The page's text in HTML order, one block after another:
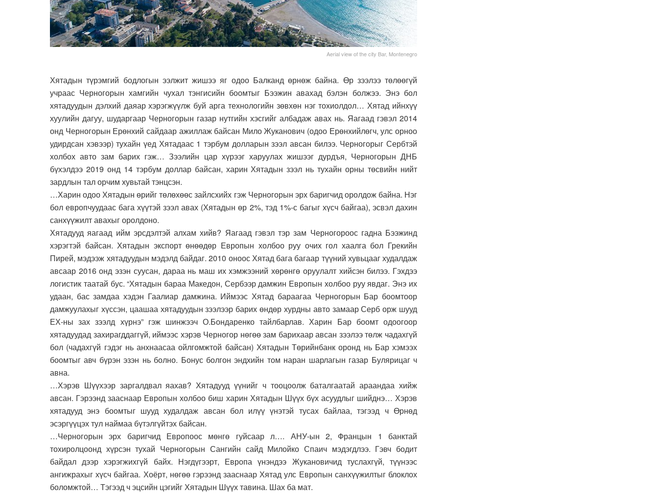
Aerial view of the city Bar, Montenegro
Хятадын түрэмгий бодлогын ээлжит жишээ яг одоо Балканд өрнөж байна. Өр зээлээ төлөөгүй
учраас Черногорын хамгийн чухал тэнгисийн боомтыг Бээжин авахад бэлэн болжээ. Энэ бол
хятадуудын дэлхий даяар хэрэгжүүлж буй арга технологийн зөвхөн нэг тохиолдол… Хятад ийнхүү
хуулийн дагуу, шударгаар Черногорын газар нутгийн хэсгийг албадаж авах нь. Яагаад гэвэл 2014
онд Черногорын Ерөнхий сайдаар ажиллаж байсан Мило Жуканович (одоо Ерөнхийлөгч, улс орноо
удирдсан хэвээр) тухайн үед Хятадаас 1 тэрбум долларын зээл авсан билээ. Черногорыг Сербтэй
холбох авто зам барих гэж… Зээлийн цар хүрээг харуулах жишээг дурдъя, Черногорын ДНБ
бүхэлдээ 2019 онд 14 тэрбум доллар байсан, харин Хятадын зээл нь тухайн орны төсвийн нийт
зардлын тал орчим хувьтай тэнцсэн.
…Харин одоо Хятадын өрийг төлөхөөс зайлсхийх гэж Черногорын эрх баригчид оролдож байна. Нэг
бол европчуудаас бага хүүтэй зээл авах (Хятадын өр 2%, тэд 1%-с багыг хүсч байгаа), эсвэл дахин
санхүүжилт авахыг оролдоно.
Хятадууд яагаад ийм эрсдэлтэй алхам хийв? Яагаад гэвэл тэр зам Черногороос гадна Бээжинд
хэрэгтэй байсан. Хятадын экспорт өнөөдөр Европын холбоо руу очих гол хаалга бол Грекийн
Пирей, мэдээж хятадуудын мэдэлд байдаг. 2010 оноос Хятад бага багаар түүний хувьцааг худалдаж
авсаар 2016 онд эзэн суусан, дараа нь маш их хэмжээний хөрөнгө оруулалт хийсэн билээ. Гэхдээ
логистик таатай бус. “Хятадын бараа Македон, Сербээр дамжин Европын холбоо руу явдаг. Энэ их
удаан, бас замдаа хэдэн Гаалиар дамжина. Иймээс Хятад бараагаа Черногорын Бар боомтоор
дамжуулахыг хүссэн, цаашаа хятадуудын зээлээр барих өндөр хурдны авто замаар Серб орж шууд
ЕХ-ны зах зээлд хүрнэ” гэж шинжээч О.Бондаренко тайлбарлав. Харин Бар боомт одоогоор
хятадуудад захирагддаггүй, иймээс хэрэв Черногор нөгөө зам барихаар авсан зээлээ төлж чадахгүй
бол (чадахгүй гэдэг нь анхнаасаа ойлгомжтой байсан) Хятадын Төрийнбанк оронд нь Бар хэмээх
боомтыг авч бүрэн эзэн нь болно. Бонус болгон эндхийн том наран шарлагын газар Булярицаг ч
авна.
…Хэрэв Шүүхээр заргалдвал яахав? Хятадууд үүнийг ч тооцоолж баталгаатай араандаа хийж
авсан. Гэрээнд зааснаар Европын холбоо биш харин Хятадын Шүүх бүх асуудлыг шийднэ… Хэрэв
хятадууд энэ боомтыг шууд худалдаж авсан бол илүү үнэтэй тусах байлаа, тэгээд ч Өрнөд
эсэргүүцэх тул наймаа бүтэлгүйтэх байсан.
…Черногорын эрх баригчид Европоос мөнгө гуйсаар л…. АНУ-ын 2, Францын 1 банктай
тохиролцоонд хүрсэн тухай Черногорын Сангийн сайд Милойко Спаич мэдэгдлээ. Гэвч бодит
байдал дээр хэрэгжихгүй байх. Нэгдүгээрт, Европа үнэндээ Жукановичид туслахгүй, түүнээс
ангижрахыг хүсч байгаа. Хоёрт, нөгөө гэрээнд зааснаар Хятад улс Европын санхүүжилтыг блоклох
боломжтой… Тэгээд ч эцсийн цэгийг Хятадын Шүүх тавина. Шах ба мат.